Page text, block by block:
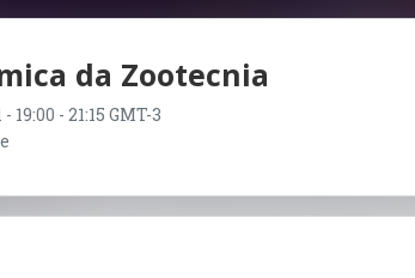
da Zootecnia
- 19:00 - 21:15 GMT-3